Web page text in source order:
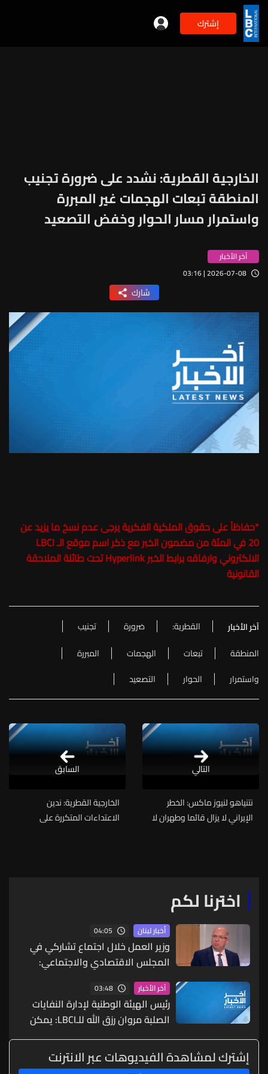
إشترك
الخارجية القطرية: نشدد على ضرورة تجنيب
المنطقة تبعات الهجمات غير المبررة
واستمرار مسار الحوار وخفض التصعيد
آخر الأخبار
2026-07-08 | 03:16
شارك
*حفاظاً على حقوق الملكية الفكرية يرجى عدم نسخ ما يزيد عن
20 في المئة من مضمون الخبر مع ذكر اسم موقع الـ LBCI
الالكتروني وارفاقه برابط الخبر Hyperlink تحت طائلة الملاحقة
القانونية
آخر الأخبار القطرية: ضرورة
تجنيب
المنطقة
تبعات الهجمات
المبررة
واستمرار
الحوار التصعيد
التالي
نتنياهو لنيوز ماكس: الخطر
الإيراني لا يزال قائما وطهران لا
الخارجية القطرية: ندين
الاعتداءات المتكررة على
السابق
اخترنا لكم
أخبار لبنان 04:05
وزير العمل خلال اجتماع تشاركي في
المجلس الاقتصادي والاجتماعي:
سننطلق لتطبيق قانون نظام التقاعد
والحماية الاجتماعية
آخر الأخبار 03:48
رئيس الهيئة الوطنية لإدارة النفايات
الصلبة مروان رزق الله للـLBCI: يمكن
القول اليوم إنه أصبح هناك مرجعية
لقطاع النفايات في لبنان وهي الهيئة
فالبلديات إذا كان لديها مشروع
إشترك لمشاهدة الفيديوهات عبر الانترنت